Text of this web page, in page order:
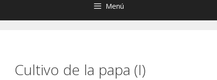
Menú
Cultivo de la papa (I)